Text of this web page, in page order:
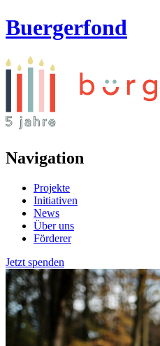
Buergerfond
Navigation
Projekte
Initiativen
News
Über uns
Förderer
Jetzt spenden